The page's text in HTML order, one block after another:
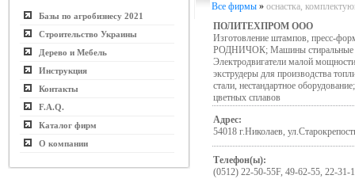
Базы по агробизнесу 2021
Строительство Украины
Дерево и Мебель
Инструкция
Контакты
F.A.Q.
Каталог фирм
О компании
Все фирмы » оснастка,
ПОЛИТЕХПРОМ ООО
Изготовление штампов, пресс-
РОДНИЧОК; Машины
Электродвигатели малой
экструдеры для производства
стали, нестандартное
цветных сплавов
Адрес:
54018 г.Николаев,
Телефон(ы):
(0512) 22-50-55F, 49-62-55, 22-31-